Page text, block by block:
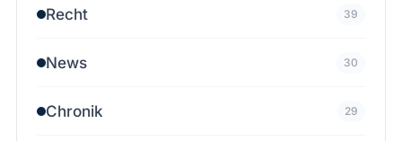
Recht 39
News 30
Chronik 29